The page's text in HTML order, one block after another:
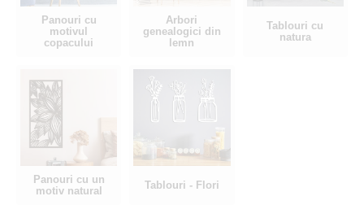
Panouri cu
motivul
copacului
Arbori
genealogici din
lemn
Tablouri cu
natura
Panouri cu un
motiv natural
Tablouri - Flori